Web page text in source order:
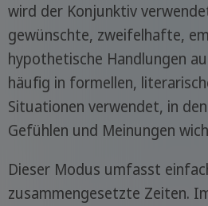
wird der Konjunktiv
gewünschte, zweifelhafte,
hypothetische Handlungen
häufig in formellen,
Situationen verwendet, in
Gefühlen und Meinungen
Dieser Modus umfasst
zusammengesetzte Zeiten.